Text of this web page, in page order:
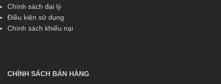
Chính sách đại lý
Điều kiện sử dụng
Chính sách khiếu nại
CHÍNH SÁCH BÁN HÀNG